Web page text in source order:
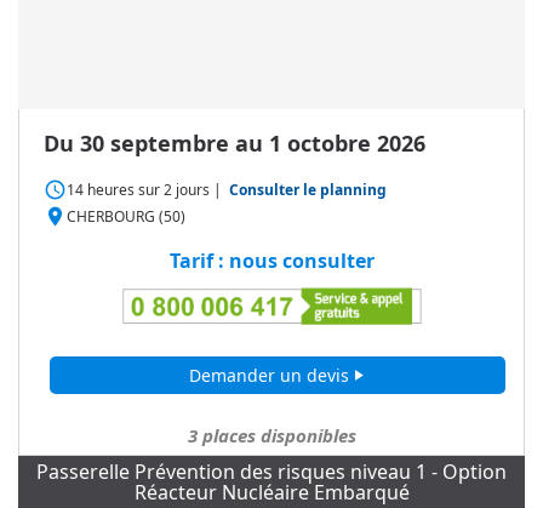
Du 30 septembre au 1 octobre 2026
access_time14 heures sur2 jours | Consulter le planning
place CHERBOURG (50)
Tarif : nous consulter
Demander un devis play_arrow
3 places disponibles
Passerelle Prévention des risques niveau 1 - Option
Réacteur Nucléaire Embarqué